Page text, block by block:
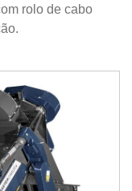
rolo de cabo